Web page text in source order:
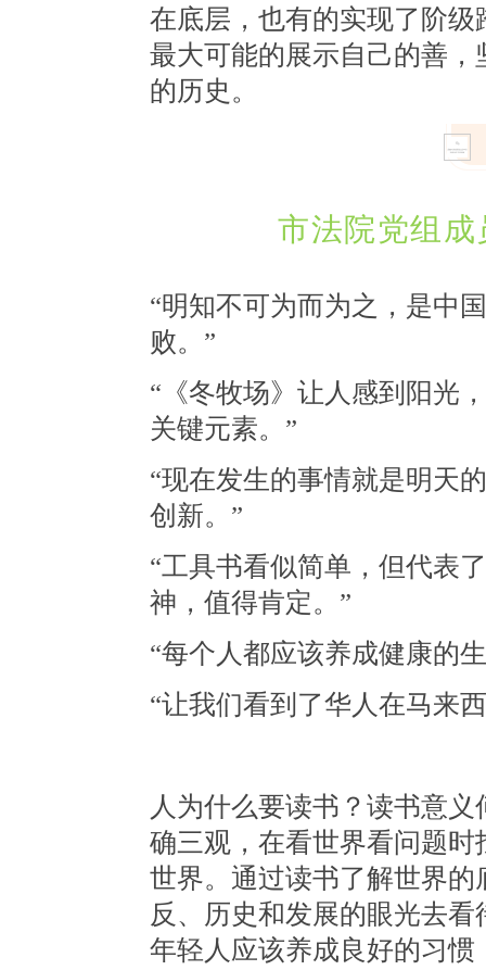
在底层，也有的实现了阶
最大可能的展示自己的善
的历史。
市法院党组
“明知不可为而为之，是中
败。 ”
“ 《冬牧场》让人感到阳光
关键元素。 ”
“现在发生的事情就是明天
创新。”
“工具书看似简单，但代表
神，值得肯定。”
“每个人都应该养成健康的
“让我们看到了华人在马来
人为什么要读书？读书意
确三观，在看世界看问题时
世界。通过读书了解世界
反、历史和发展的眼光去
年轻人应该养成良好的习